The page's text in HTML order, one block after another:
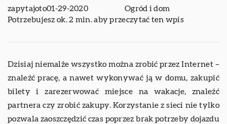
zapytajoto01-29-2020
Ogród i dom
Potrzebujesz ok. 2 min. aby przeczytać ten wpis
Dzisiaj niemalże wszystko można zrobić przez Internet –
znaleźć pracę, a nawet wykonywać ją w domu, zakupić
bilety i zarezerwować miejsce na wakacje, znaleźć
partnera czy zrobić zakupy. Korzystanie z sieci nie tylko
pozwala zaoszczędzić czas poprzez brak potrzeby dojazdu